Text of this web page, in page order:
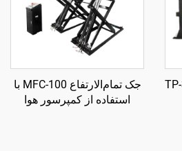
جک تمام‌الارتفاع MFC-100 با
استفاده از کمپرسور هوا